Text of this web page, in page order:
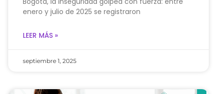
enero y julio de 2025 se registraron
LEER MÁS »
septiembre 1, 2025